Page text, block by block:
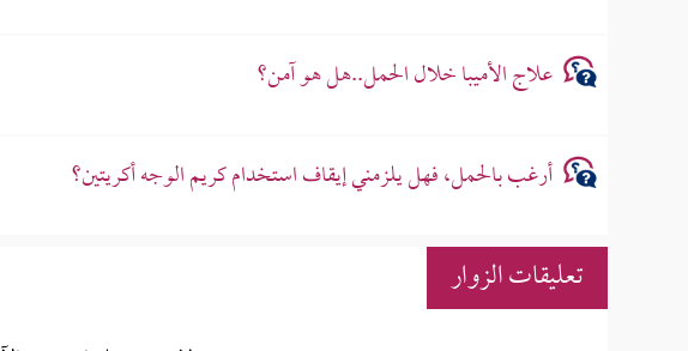
علاج الأميبا خلال الحمل..هل هو آمن؟
أرغب بالحمل، فهل يلزمني إيقاف استخدام كريم الوجه أكريتين؟
تعليقات الزوار